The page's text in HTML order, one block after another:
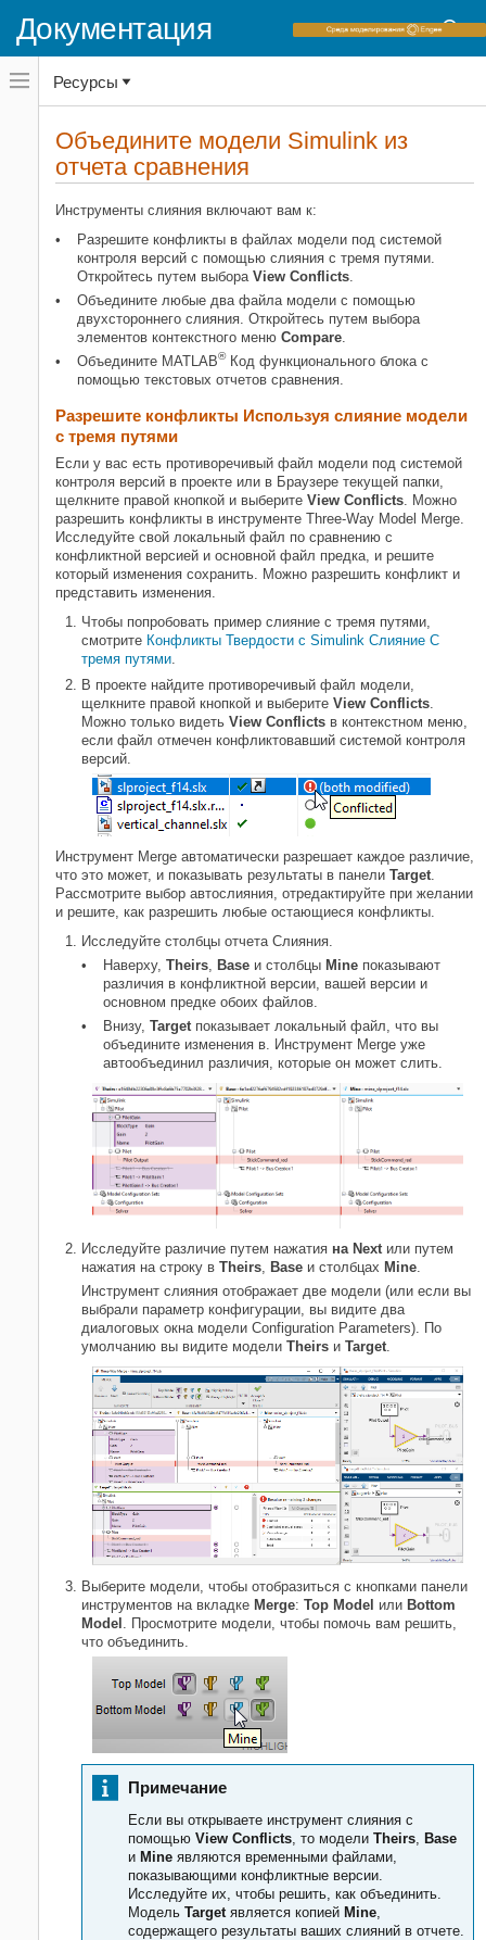
Документация
Переключатель
навигационного
меню
переключатель
навигационного
Simulink
Управление проектами
Сравнение модели
Объедините модели Simulink из
отчета сравнения
НА ЭТОЙ СТРАНИЦЕ
Разрешите конфликты Используя
слияние модели с тремя путями
Используйте слияние с тремя
путями с внешними инструментами
Откройте слияние с тремя путями
без Использования системы
контроля версий
Двухстороннее слияние модели
Объедините код блока MATLAB
function
Похожие темы
Ресурсы
Объедините модели Simulink из
отчета сравнения
Инструменты слияния включают вам к:
Разрешите конфликты в файлах модели под системой
контроля версий с помощью слияния с тремя путями.
Откройтесь путем выбора View Conflicts.
Объедините любые два файла модели с помощью
двухстороннего слияния. Откройтесь путем выбора
элементов контекстного меню Compare.
Объедините MATLAB®Код функционального блока с
помощью текстовых отчетов сравнения.
Разрешите конфликты Используя слияние модели
с тремя путями
Если у вас есть противоречивый файл модели под системой
контроля версий в проекте или в Браузере текущей папки,
щелкните правой кнопкой и выберите View Conflicts. Можно
разрешить конфликты в инструменте Three-Way Model Merge.
Исследуйте свой локальный файл по сравнению с
конфликтной версией и основной файл предка, и решите
который изменения сохранить. Можно разрешить конфликт и
представить изменения.
Чтобы попробовать пример слияние с тремя путями,
смотрите Конфликты Твердости с Simulink Слияние С
тремя путями.
В проекте найдите противоречивый файл модели,
щелкните правой кнопкой и выберите View Conflicts.
Можно только видеть View Conflicts в контекстном меню,
если файл отмечен конфликтовавший системой контроля
версий.
Инструмент Merge автоматически разрешает каждое различие,
что это может, и показывать результаты в панели Target.
Рассмотрите выбор автослияния, отредактируйте при желании
и решите, как разрешить любые остающиеся конфликты.
Исследуйте столбцы отчета Слияния.
Наверху, Theirs, Base и столбцы Mine показывают
различия в конфликтной версии, вашей версии и
основном предке обоих файлов.
Внизу, Targetпоказывает локальный файл, что вы
объедините изменения в. Инструмент Merge уже
автообъединил различия, которые он может слить.
Исследуйте различие путем нажатия на Next или путем
нажатия на строку в Theirs Base и столбцах Mine
Инструмент слияния отображает две модели (или если вы
выбрали параметр конфигурации, вы видите два
диалоговых окна модели Configuration Parameters). По
умолчанию вы видите модели Theirs и Target
Выберите модели, чтобы отобразиться с кнопками панели
инструментов на вкладке Merge: Top Model или Bottom
Model . Просмотрите модели, чтобы помочь вам решить,
что объединить.
Примечание
Если вы открываете инструмент слияния с
помощью View Conflicts , то модели Theirs Base
и Mine являются временными файлами,
показывающими конфликтные версии.
Исследуйте их, чтобы решить, как объединить.
Модель Target является копией Mine
содержащего результаты ваших слияний в отчете.